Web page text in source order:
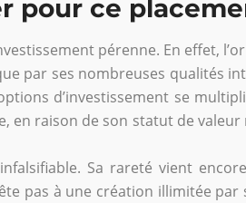
pour ce
pérenne. En effet,
par ses nombreuses qualités
d’investissement se
raison de son statut de valeur
Sa rareté vient
pas à une création illimitée